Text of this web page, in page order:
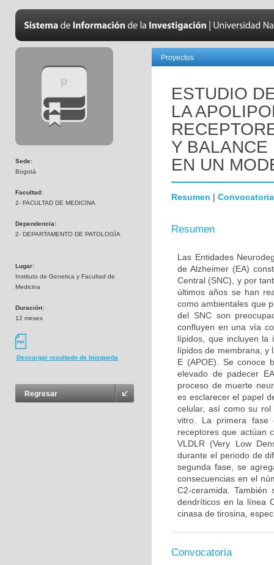
Sede:
Bogotá
Facultad:
2- FACULTAD DE MEDICINA
Dependencia:
2- DEPARTAMENTO DE PATOLOGÍA
Lugar:
Instituto de Genetica y Facultad de
Medicina
Duración:
12 meses
Descargar resultado de búsqueda
Regresar
Proyectos
ESTUDIO
LA
Y BALANCE
EN UN
Resumen | Convocatoria
Resumen
Las Entidades
de Alzheimer (EA)
Central (SNC), y por
últimos años se han
como ambientales que
del SNC son
confluyen en una vía
lípidos, que incluyen la
lípidos de membrana, y
E (APOE). Se conoce
elevado de padecer
proceso de muerte
es esclarecer el papel
celular, así como su
vitro. La primera fase
receptores que actúan
VLDLR (Very Low
durante el periodo de
segunda fase, se
consecuencias en el
C2-ceramida.
dendríticos en la línea
cinasa de tirosina,
Convocatoria